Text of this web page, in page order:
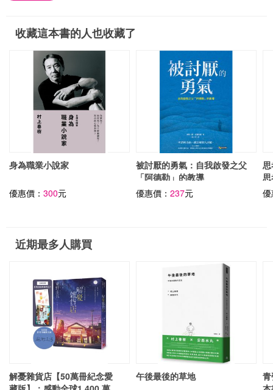
收藏這本書的人也收藏了
身為職業小說家
優惠價： 300元
被討厭的勇氣：自我啟發之父
「阿德勒」的教導
優惠價：237元
近期最多人購買
解憂雜貨店【50萬冊紀念愛
午後最後的草地